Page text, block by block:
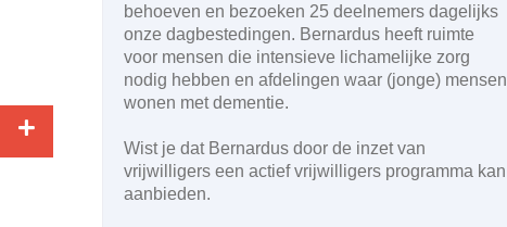
behoeven en bezoeken 25 deelnemers dagelijks
onze dagbestedingen. Bernardus heeft ruimte
voor mensen die intensieve lichamelijke zorg
nodig hebben en afdelingen waar (jonge) mensen
wonen met dementie.
Wist je dat Bernardus door de inzet van
vrijwilligers een actief vrijwilligers programma kan
aanbieden.